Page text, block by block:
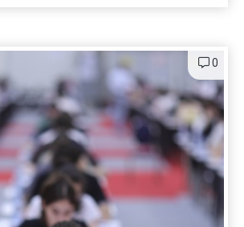
0